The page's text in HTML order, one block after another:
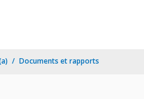
Documents et rapports